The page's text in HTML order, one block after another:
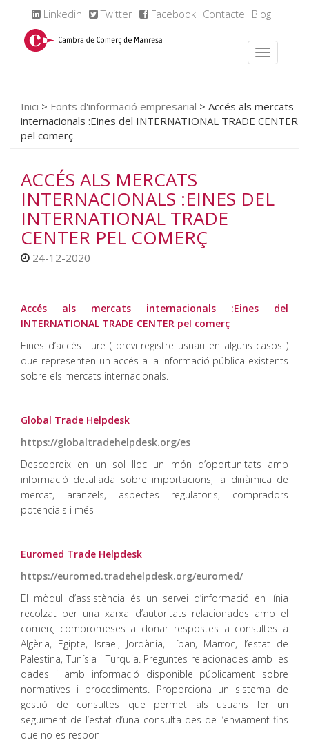
Linkedin Twitter Facebook Contacte Blog
Inici > Fonts d'informació empresarial > Accés als mercats
internacionals :Eines del INTERNATIONAL TRADE CENTER
pel comerç
ACCÉS ALS MERCATS
INTERNACIONALS :EINES DEL
INTERNATIONAL TRADE
CENTER PEL COMERÇ
24-12-2020
Accés als mercats internacionals :Eines del
INTERNATIONAL TRADE CENTER pel comerç
Eines d’accés lliure ( previ registre usuari en alguns casos )
que representen un accés a la informació pública existents
sobre els mercats internacionals.
Global Trade Helpdesk
https://globaltradehelpdesk.org/es
Descobreix en un sol lloc un món d’oportunitats amb
informació detallada sobre importacions, la dinàmica de
mercat, aranzels, aspectes regulatoris, compradors
potencials i més
Euromed Trade Helpdesk
https://euromed.tradehelpdesk.org/euromed/
El mòdul d’assistència és un servei d’informació en línia
recolzat per una xarxa d’autoritats relacionades amb el
comerç compromeses a donar respostes a consultes a
Algèria, Egipte, Israel, Jordània, Líban, Marroc, l’estat de
Palestina, Tunísia i Turquia. Preguntes relacionades amb les
dades i amb informació disponible públicament sobre
normatives i procediments. Proporciona un sistema de
gestió de consultes que permet als usuaris fer un
seguiment de l’estat d’una consulta des de l’enviament fins
que no es respon